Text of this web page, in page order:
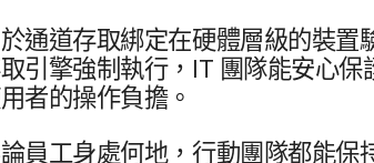
通道​存取​綁定​在​硬體​層級​的​裝置​
引擎​強制​執行， IT 團隊​能​安心​保
者​的​操作​負擔。
員工​身處​何地，​行動團隊​都​能​保